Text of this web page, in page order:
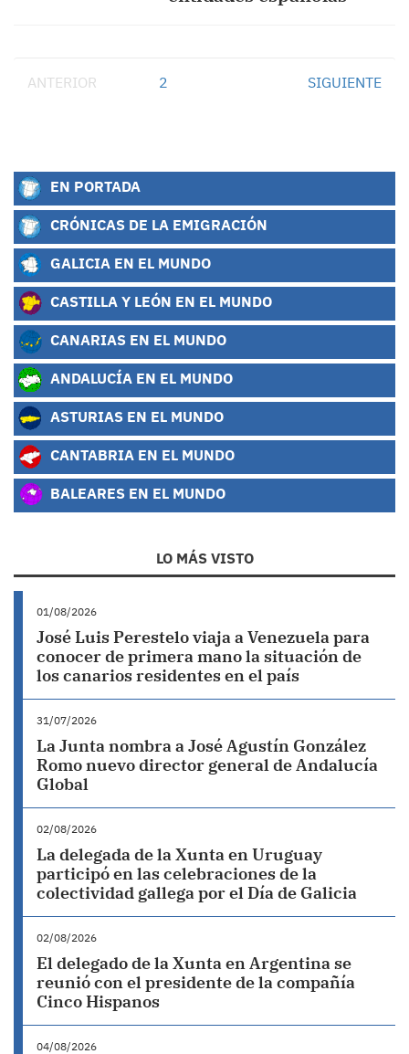
ANTERIOR 2 SIGUIENTE
EN PORTADA
CRÓNICAS DE LA EMIGRACIÓN
GALICIA EN EL MUNDO
CASTILLA Y LEÓN EN EL MUNDO
CANARIAS EN EL MUNDO
ANDALUCÍA EN EL MUNDO
ASTURIAS EN EL MUNDO
CANTABRIA EN EL MUNDO
BALEARES EN EL MUNDO
LO MÁS VISTO
01/08/2026
José Luis Perestelo viaja a Venezuela para
conocer de primera mano la situación de
los canarios residentes en el país
31/07/2026
La Junta nombra a José Agustín González
Romo nuevo director general de Andalucía
Global
02/08/2026
La delegada de la Xunta en Uruguay
participó en las celebraciones de la
colectividad gallega por el Día de Galicia
02/08/2026
El delegado de la Xunta en Argentina se
reunió con el presidente de la compañía
Cinco Hispanos
04/08/2026